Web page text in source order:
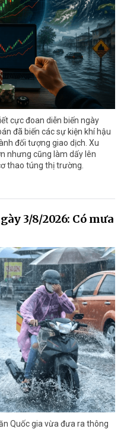
cực đoan diễn biến ngày
đã biến các sự kiện khí hậu
đối tượng giao dịch. Xu
nhưng cũng làm dấy lên
thao túng thị trường.
3/8/2026: Có mưa
Quốc gia vừa đưa ra thông